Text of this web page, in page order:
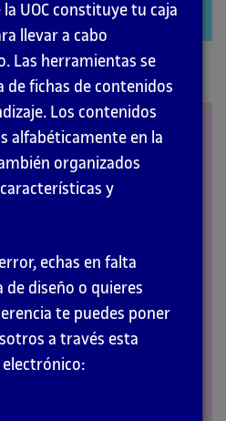
Abrir
visuales
visual
UOC constituye tu caja
llevar a cabo
Las herramientas se
de fichas de contenidos
Los contenidos
alfabéticamente en la
organizados
y
echas en falta
diseño o quieres
te puedes poner
a través esta